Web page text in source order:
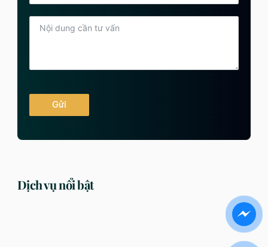
Gửi
Dịch vụ nổi bật